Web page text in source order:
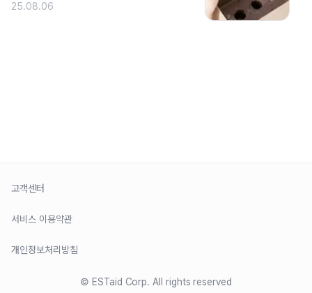
25.08.06
고객센터
서비스 이용약관
개인정보처리방침
© ESTaid Corp. All rights reserved